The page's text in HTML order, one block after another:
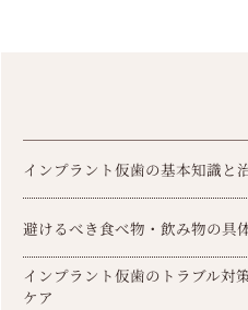
インプラント仮歯の基本知識と
避けるべき食べ物・飲み物の具
インプラント仮歯のトラブル対
ケア